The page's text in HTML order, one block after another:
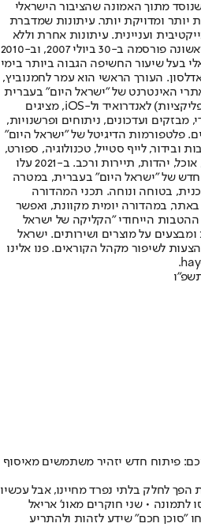
מתוך האמונה שהציבור הישראלי
יותר ומדויקת יותר. עיתונות שמדברת
ועניינית. עיתונות אחרת וללא
תשלום. המהדורה המודפסת הראשונה פורסמה ב-30 ביולי 2007, וב-2010
בעל שיעור החשיפה הגבוה ביותר בימי
העורך הראשי הוא עמר לחמנוביץ,
האינטרנט של "ישראל היום" בעברית
ובאנגלית, כמו כן היישומונים (אפליקציות) לאנדרואיד ול-iOS, מציגים
מבזקים ועדכונים, ניתוחים ופרשנויות,
פלטפורמות הדיגיטל של "ישראל היום"
ובידור, לייף סטייל, טכנולוגיה, ספורט,
כלכלה וצרכנות, בריאות, חיילים, אוכל, יהדות, תיירות ורכב. ב-2021 עלו
של "ישראל היום" בעברית, במטרה
בטוחה ונוחה. תכני המהדורה
במהדורה יומית מקוונת, ואפשר
ההטבות הייחודי "הקליקה של ישראל
על מוצרים ושירותים. ישראל
לשיפור מקהל הקוראים. פנו אלינו
פיתוח חדש יזהיר משתמשים מאיסוף
לחלק בלתי נפרד מחיינו, אבל עכשיו
לתמונה • שני חוקרים מאונ' אריאל
"סוכן חכם" שידע לזהות ולהתריע